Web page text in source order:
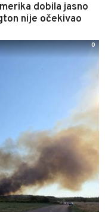
dobila jasno
nije očekivao
0